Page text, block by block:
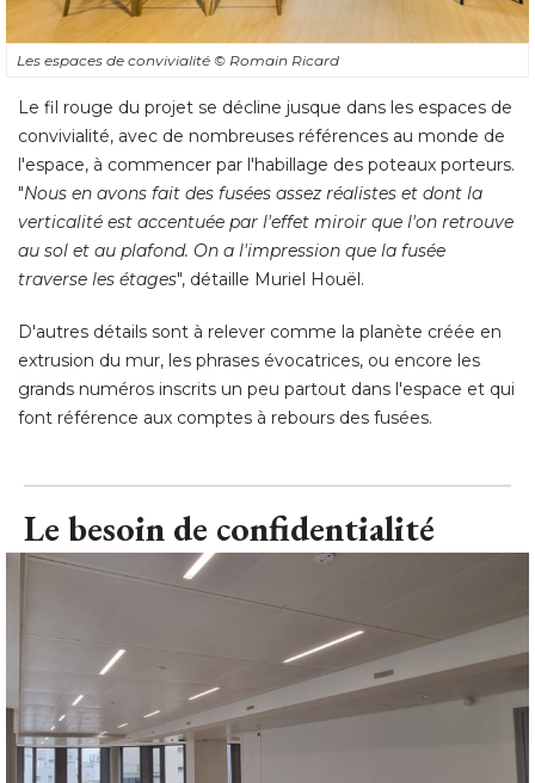
Les espaces de convivialité © Romain Ricard
Le fil rouge du projet se décline jusque dans les espaces de
convivialité, avec de nombreuses références au monde de
l'espace, à commencer par l'habillage des poteaux porteurs.
"Nous en avons fait des fusées assez réalistes et dont la
verticalité est accentuée par l'effet miroir que l'on retrouve
au sol et au plafond. On a l'impression que la fusée
traverse les étages", détaille Muriel Houël.
D'autres détails sont à relever comme la planète créée en
extrusion du mur, les phrases évocatrices, ou encore les
grands numéros inscrits un peu partout dans l'espace et qui
font référence aux comptes à rebours des fusées.
Le besoin de confidentialité